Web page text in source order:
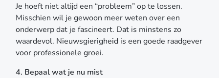
Je hoeft niet altijd een “probleem” op te lossen.
Misschien wil je gewoon meer weten over een
onderwerp dat je fascineert. Dat is minstens zo
waardevol. Nieuwsgierigheid is een goede raadgever
voor professionele groei.
4. Bepaal wat je nu mist